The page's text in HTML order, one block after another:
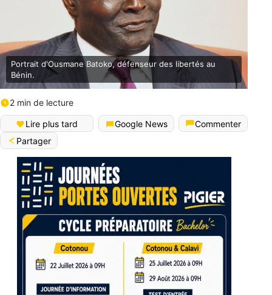
Portrait d'Ousmane Batoko, défenseur des libertés au
Bénin.
2 min de lecture
Lire plus tard Google News
Commenter
Partager